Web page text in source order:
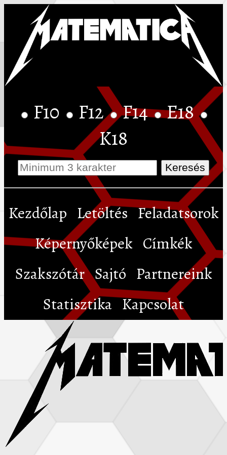
F10 F12 F14 E18
K18
Kezdőlap Letöltés Feladatsorok
Képernyőképek Címkék
Szakszótár Sajtó Partnereink
Statisztika Kapcsolat